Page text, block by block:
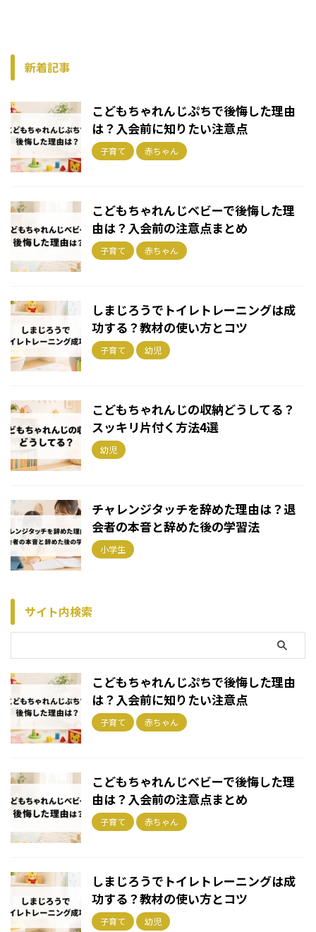
新着記事
こどもちゃれんじぷちで後悔した理由
は？入会前に知りたい注意点
子育て 赤ちゃん
こどもちゃれんじベビーで後悔した理
由は？入会前の注意点まとめ
子育て 赤ちゃん
しまじろうでトイレトレーニングは成
功する？教材の使い方とコツ
子育て 幼児
こどもちゃれんじの収納どうしてる？
スッキリ片付く方法4選
幼児
チャレンジタッチを辞めた理由は？退
会者の本音と辞めた後の学習法
小学生
サイト内検索
こどもちゃれんじぷちで後悔した理由
は？入会前に知りたい注意点
子育て 赤ちゃん
こどもちゃれんじベビーで後悔した理
由は？入会前の注意点まとめ
子育て 赤ちゃん
しまじろうでトイレトレーニングは成
功する？教材の使い方とコツ
子育て 幼児